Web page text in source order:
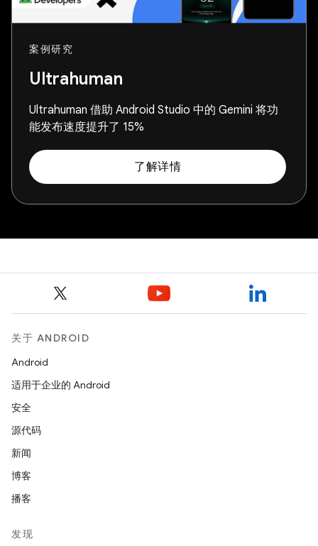
案例研究
Ultrahuman
Ultrahuman 借助 Android Studio 中的 Gemini 将功
能发布速度提升了 15%
了解详情
关于 ANDROID
Android
适用于企业的 Android
安全
源代码
新闻
博客
播客
发现